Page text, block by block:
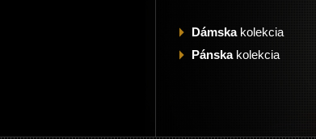
Dámskakolekcia
Pánskakolekcia